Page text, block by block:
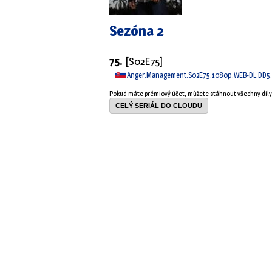
Sezóna 2
75. [S02E75]
Anger.Management.S02E75.1080p.WEB-
Pokud máte prémiový účet, můžete stáhnout všechny
CELÝ SERIÁL DO CLOUDU